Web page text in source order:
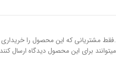
.فقط مشتریانی که این محصول را خریداری
میتوانند برای این محصول دیدگاه ارسال